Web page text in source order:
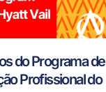
do Programa de
Profissional do